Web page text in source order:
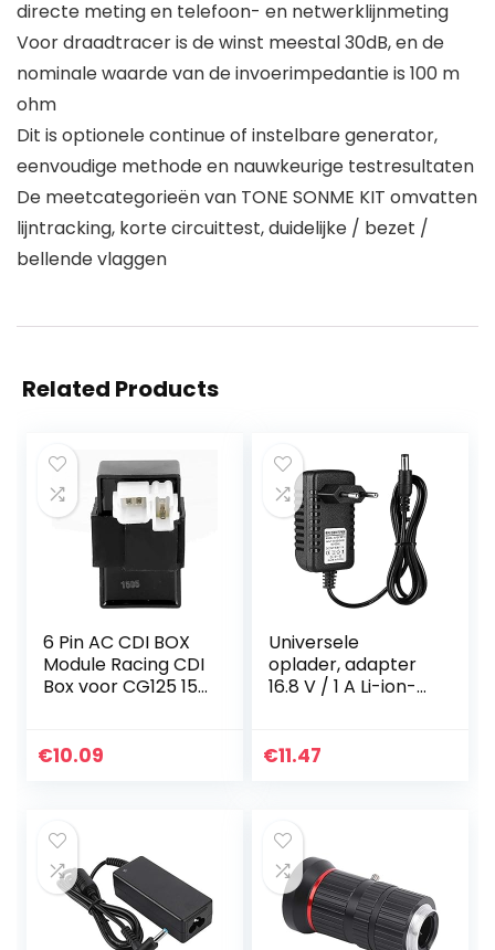
directe meting en telefoon- en netwerklijnmeting
Voor draadtracer is de winst meestal 30dB, en de
nominale waarde van de invoerimpedantie is 100 m
ohm
Dit is optionele continue of instelbare generator,
eenvoudige methode en nauwkeurige testresultaten
De meetcategorieën van TONE SONME KIT omvatten
lijntracking, korte circuittest, duidelijke / bezet /
bellende vlaggen
Related Products
6 Pin AC CDI BOX
Module Racing CDI
Box voor CG125 150
Bromfiets
€10.09
Universele
oplader, adapter
16.8 V / 1 A Li-ion-
Multivoltage-
€11.47